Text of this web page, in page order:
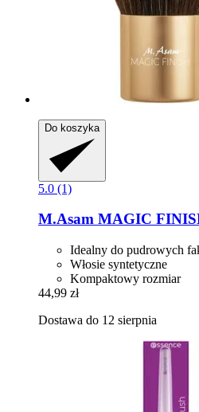
Do koszyka
5.0 (1)
M.Asam MAGIC
Idealny do pudrowych
Włosie syntetyczne
Kompaktowy rozmiar
44,99 zł
Dostawa do 12 sierpnia